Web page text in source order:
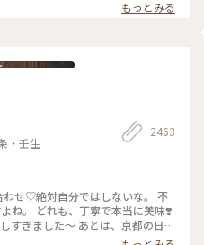
もっとみる
・壬生
2463
せ♡絶対自分ではしないな。 不
ね。 どれも、丁寧で本当に美味❣️
すぎました〜 あとは、京都の日本
たしのことりっぷ旅 #AWOMB #